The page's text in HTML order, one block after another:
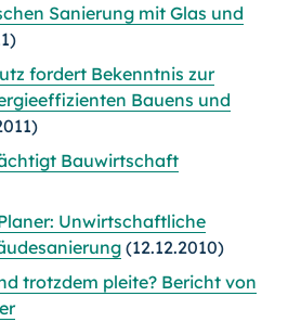
Sanierung mit Glas und
fordert Bekenntnis zur
Bauens und
Bauwirtschaft
Unwirtschaftliche
(12.12.2010)
trotzdem pleite? Bericht von